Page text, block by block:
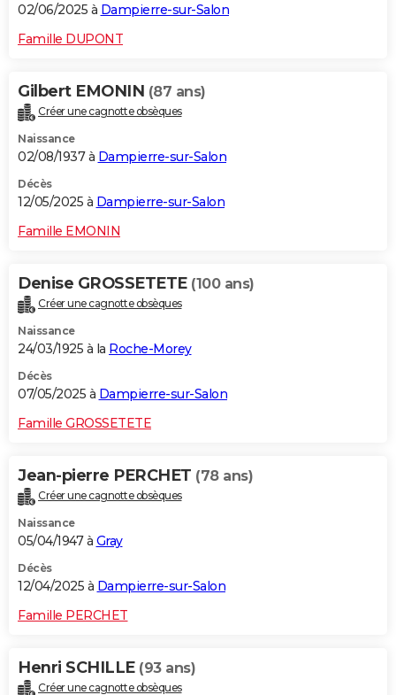
02/06/2025 à Dampierre-sur-Salon
Famille DUPONT
Gilbert EMONIN (87 ans)
Créer une cagnotte obsèques
Naissance
02/08/1937 à Dampierre-sur-Salon
Décès
12/05/2025 à Dampierre-sur-Salon
Famille EMONIN
Denise GROSSETETE (100 ans)
Créer une cagnotte obsèques
Naissance
24/03/1925 à la Roche-Morey
Décès
07/05/2025 à Dampierre-sur-Salon
Famille GROSSETETE
Jean-pierre PERCHET (78 ans)
Créer une cagnotte obsèques
Naissance
05/04/1947 à Gray
Décès
12/04/2025 à Dampierre-sur-Salon
Famille PERCHET
Henri SCHILLE (93 ans)
Créer une cagnotte obsèques